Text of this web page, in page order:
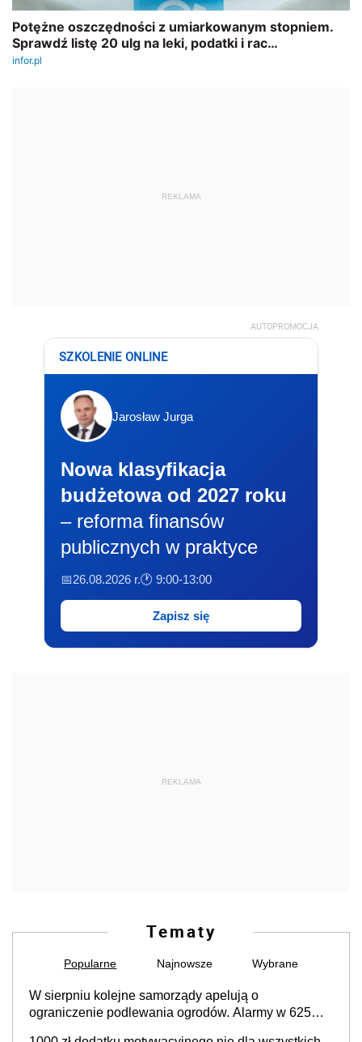
REKLAMA
AUTOPROMOCJA
SZKOLENIE ONLINE
Jarosław Jurga
Nowa klasyfikacja
budżetowa od 2027 roku
– reforma finansów
publicznych w praktyce
📅26.08.2026 r.🕐 9:00-13:00
Zapisz się
REKLAMA
Tematy
Popularne Najnowsze Wybrane
W sierpniu kolejne samorządy apelują o
ograniczenie podlewania ogrodów. Alarmy w 625